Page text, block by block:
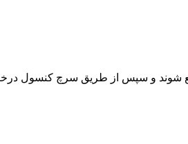
رفع شوند و سپس از طریق سرچ کنسول